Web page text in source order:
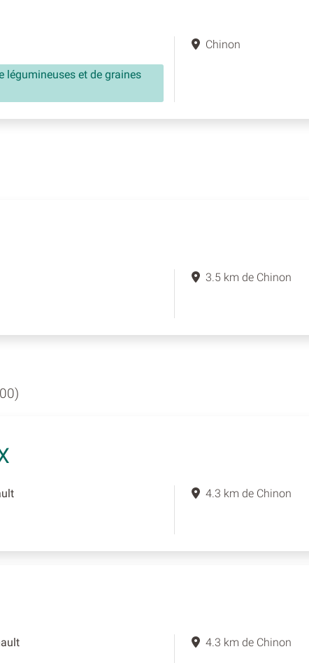
légumineuses et de graines
Chinon
3.5 km de Chinon
4.3 km de Chinon
4.3 km de Chinon